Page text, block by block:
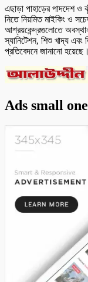
এছাড়া পাহাড়ের পাদদেশ ও
নিতে নিয়মিত মাইকিং ও
আশ্রয়কেন্দ্রগুলোতে
স্যানিটেশন, শিশু খাদ্য এবং
প্রতিবেদনে জানানো হয়েছে।
Ads small one